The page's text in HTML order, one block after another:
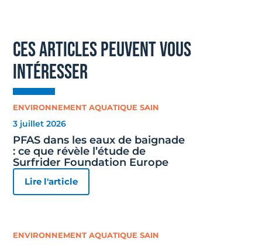
ces articles peuvent vous
intéresser
ENVIRONNEMENT AQUATIQUE SAIN
3 juillet 2026
PFAS dans les eaux de baignade
: ce que révèle l’étude de
Surfrider Foundation Europe
Lire l'article
ENVIRONNEMENT AQUATIQUE SAIN